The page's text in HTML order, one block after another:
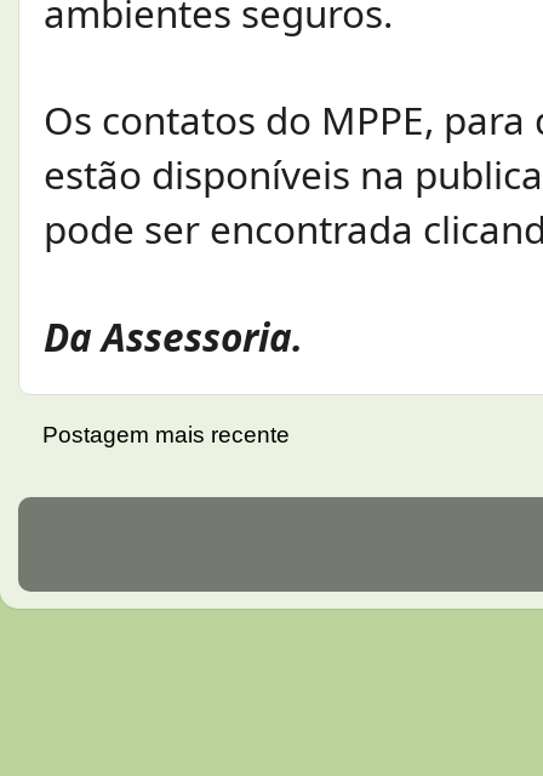
ambientes seguros.
Os contatos do MPPE,
estão disponíveis na
pode ser encontrada
Da Assessoria.
Postagem mais recente